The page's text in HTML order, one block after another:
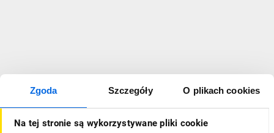
Zgoda Szczegóły O plikach cookies
Na tej stronie są wykorzystywane pliki cookie